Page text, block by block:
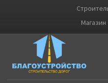
Магазин